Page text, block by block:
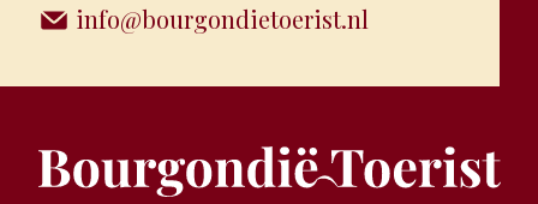
info@bourgondietoerist.nl